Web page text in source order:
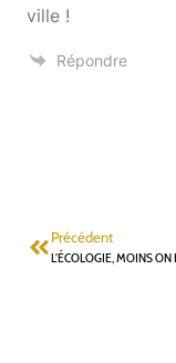
ville !
Répondre
Précédent